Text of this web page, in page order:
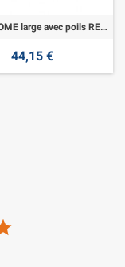
Brosse ATOME large avec poils REF A2115
44,15 €